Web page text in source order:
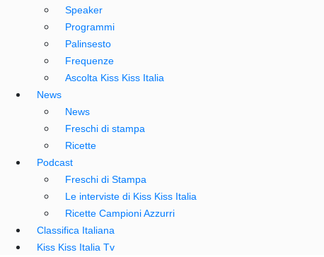
Speaker
Programmi
Palinsesto
Frequenze
Ascolta Kiss Kiss Italia
News
News
Freschi di stampa
Ricette
Podcast
Freschi di Stampa
Le interviste di Kiss Kiss Italia
Ricette Campioni Azzurri
Classifica Italiana
Kiss Kiss Italia Tv